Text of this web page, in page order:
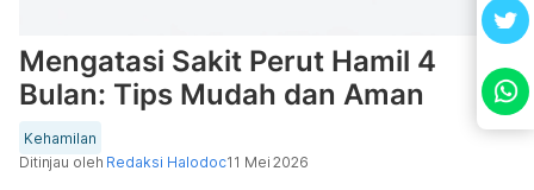
Mengatasi Sakit Perut Hamil 4
Bulan: Tips Mudah dan Aman
Kehamilan
Ditinjau oleh Redaksi Halodoc11 Mei 2026